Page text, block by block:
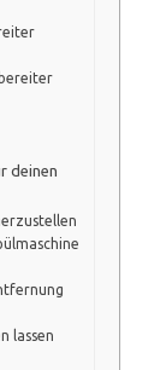
deinen
lassen